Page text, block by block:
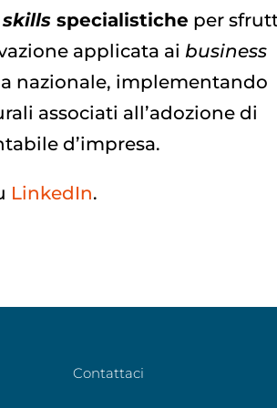
skills specialistiche per
applicata aibusiness
nazionale, implementando
associati all’adozione di
d’impresa.
LinkedIn.
Contattaci